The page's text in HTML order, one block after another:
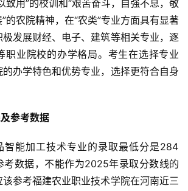
致用”的校训和“艰苦奋斗，自强不息，敬
的农院精神，在“农类”专业方面具有显著
发展财经、电子、建筑等相关专业，逐
职业院校的办学格局。考生在选择专业
办学特色和优势专业，选择更符合自身
参考数据
考数据，不能作为2025年录取分数线的
参考福建农业职业技术学院在河南近三